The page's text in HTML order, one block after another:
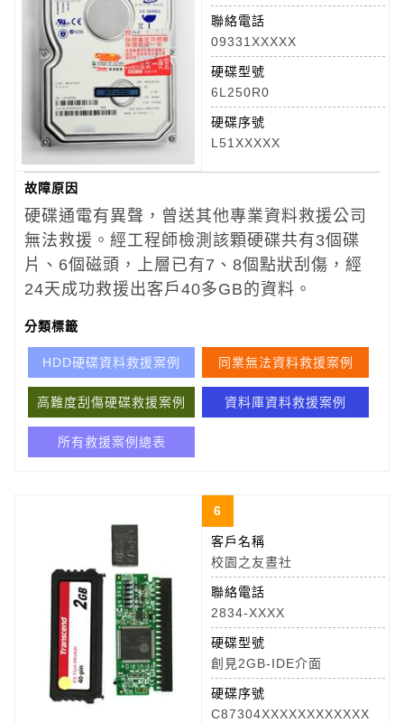
聯絡電話
09331XXXXX
硬碟型號
6L250R0
硬碟序號
L51XXXXX
故障原因
硬碟通電有異聲，曾送其他專業資料救援公司
無法救援。經工程師檢測該顆硬碟共有3個碟
片、6個磁頭，上層已有7、8個點狀刮傷，經
24天成功救援出客戶40多GB的資料。
分類標籤
HDD硬碟資料救援案例 同業無法資料救援案例
高難度刮傷硬碟救援案例 資料庫資料救援案例
所有救援案例總表
6
客戶名稱
校園之友晝社
聯絡電話
2834-XXXX
硬碟型號
創見2GB-IDE介面
硬碟序號
C87304XXXXXXXXXXXX